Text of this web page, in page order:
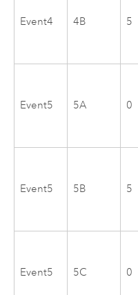
Event4 4B 5
Event5 5A 0
Event5 5B 5
Event5 5C 0